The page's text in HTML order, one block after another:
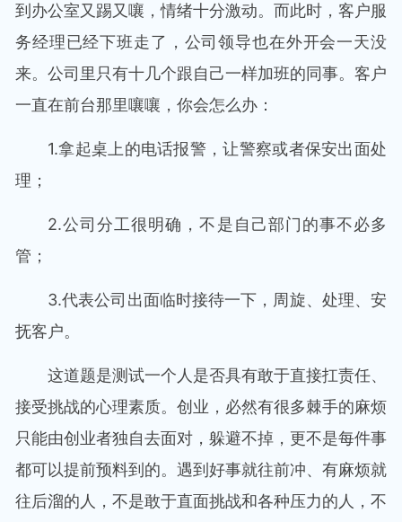
到办公室又踢又嚷，情绪十分激动。而此时，客户服
务经理已经下班走了，公司领导也在外开会一天没
来。公司里只有十几个跟自己一样加班的同事。客户
一直在前台那里嚷嚷，你会怎么办：
1.拿起桌上的电话报警，让警察或者保安出面处
理；
2.公司分工很明确，不是自己部门的事不必多
管；
3.代表公司出面临时接待一下，周旋、处理、安
抚客户。
这道题是测试一个人是否具有敢于直接扛责任、
接受挑战的心理素质。创业，必然有很多棘手的麻烦
只能由创业者独自去面对，躲避不掉，更不是每件事
都可以提前预料到的。遇到好事就往前冲、有麻烦就
往后溜的人，不是敢于直面挑战和各种压力的人，不